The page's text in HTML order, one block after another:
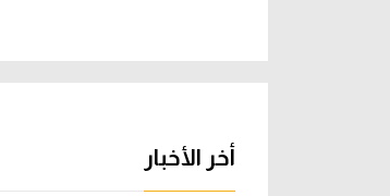
أخر الأخبار